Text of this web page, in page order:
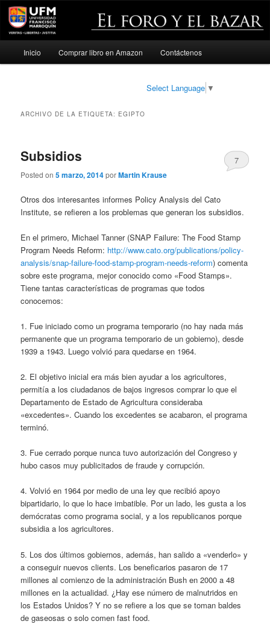
Ir
Ir
Inicio Comprar libro en Amazon Contáctenos
Select Language ▼
ARCHIVO DE LA ETIQUETA: EGIPTO
Subsidios
Posted on5 marzo, 2014porMartin Krause
7
Otros dos interesantes informes Policy Analysis del Cato
Institute, se refieren a los problemas que generan los subsidios.
En el primero, Michael Tanner (SNAP Failure: The Food Stamp
Program Needs Reform: http://www.cato.org/publications/policy-
analysis/snap-failure-food-stamp-program-needs-reform) comenta
sobre este programa, mejor conocido como «Food Stamps».
Tiene tantas características de programas que todos
conocemos:
1. Fue iniciado como un programa temporario (no hay nada más
permanente que un programa temporario de un gobierno), desde
1939 a 1943. Luego volvió para quedarse en 1964.
2. El objetivo inicial era más bien ayudar a los agricultores,
permitía a los ciudadanos de bajos ingresos comprar lo que el
Departamento de Estado de Agricultura consideraba
«excedentes». Cuando los excedentes se acabaron, el programa
terminó.
3. Fue cerrado porque nunca tuvo autorización del Congreso y
hubo casos muy publicitados de fraude y corrupción.
4. Volvió en 1964 por medio de una ley que recibió apoyo
bipartidario, lo que lo hace imbatible. Por un lado, les gusta a los
demócratas como programa social, y a los republicanos porque
subsidia a los agricultores.
5. Los dos últimos gobiernos, además, han salido a «venderlo» y
a conseguir nuevos clients. Los beneficarios pasaron de 17
millones al comienzo de la administración Bush en 2000 a 48
millones en la actualidad. ¿Hay ese número de malnutridos en
los Estados Unidos? Y no se refiere a los que se toman baldes
de gaseosas o solo comen fast food.